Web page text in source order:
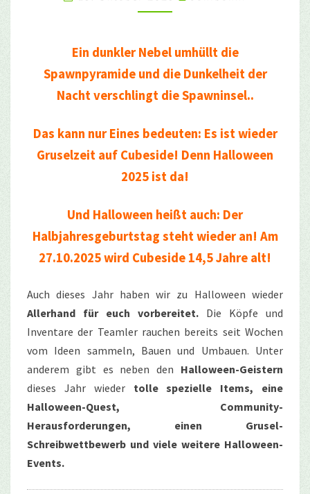
Ein dunkler Nebel umhüllt die
Spawnpyramide und die Dunkelheit der
Nacht verschlingt die Spawninsel..
Das kann nur Eines bedeuten: Es ist wieder
Gruselzeit auf Cubeside! Denn Halloween
2025 ist da!
Und Halloween heißt auch: Der
Halbjahresgeburtstag steht wieder an! Am
27.10.2025 wird Cubeside 14,5 Jahre alt!
Auch dieses Jahr haben wir zu Halloween wieder
Allerhand für euch vorbereitet. Die Köpfe und
Inventare der Teamler rauchen bereits seit Wochen
vom Ideen sammeln, Bauen und Umbauen. Unter
anderem gibt es neben den Halloween-Geistern
dieses Jahr wieder tolle spezielle Items, eine
Halloween-Quest, Community-
Herausforderungen, einen Grusel-
Schreibwettbewerb und viele weitere Halloween-
Events.